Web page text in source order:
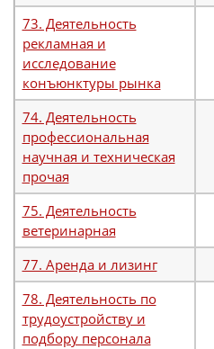
73. Деятельность
рекламная и
исследование
конъюнктуры рынка
74. Деятельность
профессиональная
научная и техническая
прочая
75. Деятельность
ветеринарная
77. Аренда и лизинг
78. Деятельность по
трудоустройству и
подбору персонала